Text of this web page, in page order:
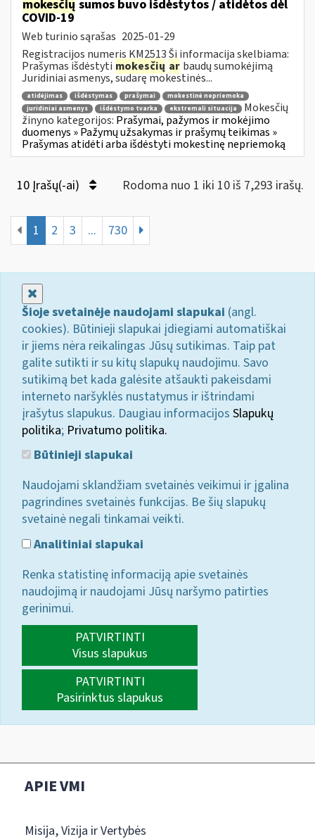
mokesčių sumos buvo išdėstytos / atidėtos dėl
COVID-19
Web turinio sąrašas 2025-01-29
Registracijos numeris KM2513 Ši informacija skelbiama:
Prašymas išdėstyti mokesčių ar baudų sumokėjimą
Juridiniai asmenys, sudarę mokestinės...
atidėjimas išdėstymas prašymai
mokestinė nepriemoka
juridiniai asmenys
išdėstymo tvarka ekstremali situacija
Mokesčių
žinyno kategorijos: Prašymai, pažymos ir mokėjimo
duomenys » Pažymų užsakymas ir prašymų teikimas »
Prašymas atidėti arba išdėstyti mokestinę nepriemoką
10 Įrašų(-ai) Rodoma nuo 1 iki 10 iš 7,293 irašų.
1 2 3 ... 730
Šioje svetainėje naudojami slapukai (angl.
cookies). Būtinieji slapukai įdiegiami automatiškai
ir jiems nėra reikalingas Jūsų sutikimas. Taip pat
galite sutikti ir su kitų slapukų naudojimu. Savo
sutikimą bet kada galėsite atšaukti pakeisdami
interneto naršyklės nustatymus ir ištrindami
įrašytus slapukus. Daugiau informacijos Slapukų
politika; Privatumo politika.
Būtinieji slapukai
Naudojami sklandžiam svetainės veikimui ir įgalina
pagrindines svetainės funkcijas. Be šių slapukų
svetainė negali tinkamai veikti.
Analitiniai slapukai
Renka statistinę informaciją apie svetainės
naudojimą ir naudojami Jūsų naršymo patirties
gerinimui.
PATVIRTINTI
Visus slapukus
PATVIRTINTI
Pasirinktus slapukus
APIE VMI
Misija, Vizija ir Vertybės